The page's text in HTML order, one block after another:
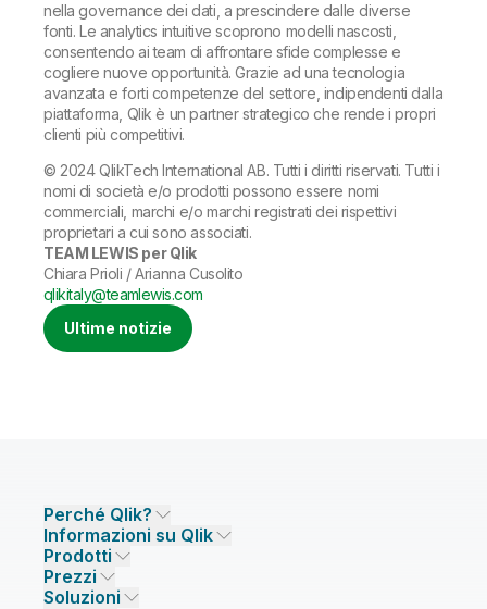
nella governance dei dati, a prescindere dalle diverse
fonti. Le analytics intuitive scoprono modelli nascosti,
consentendo ai team di affrontare sfide complesse e
cogliere nuove opportunità. Grazie ad una tecnologia
avanzata e forti competenze del settore, indipendenti dalla
piattaforma, Qlik è un partner strategico che rende i propri
clienti più competitivi.
© 2024 QlikTech International AB. Tutti i diritti riservati. Tutti i
nomi di società e/o prodotti possono essere nomi
commerciali, marchi e/o marchi registrati dei rispettivi
proprietari a cui sono associati.
TEAM LEWIS per Qlik
Chiara Prioli / Arianna Cusolito
qlikitaly@teamlewis.com
Ultime notizie
Perché Qlik?
Perché Qlik
Affidabilità e sicurezza
Affidabilità e privacy
Affidabilità ed AI
Informazioni su Qlik
Azienda
Opportunità di lavoro
Ultime notizie
Prodotti
INTEGRAZIONE E QUALITÀ DEI DATI
Qlik Talend
Prezzi
Prezzi per integrazione dei dati
Soluzioni